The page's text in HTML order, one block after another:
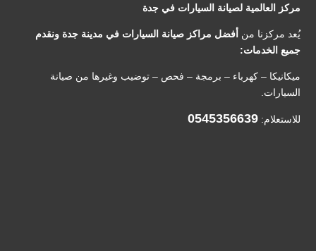
مركز العالمية لصيانة السيارات في جدة
يُعد مركزنا من أفضل مراكز صيانة السيارات في مدينة جدة ونقدم
جميع الخدمات:
ميكانيكا – كهرباء – برمجة – فحص – توضيب وغيرها من صيانة
السيارات.
للاستعلام: 0545356639